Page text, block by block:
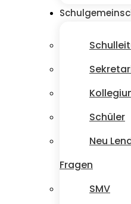
Schüler
Neu
Fragen
SMV